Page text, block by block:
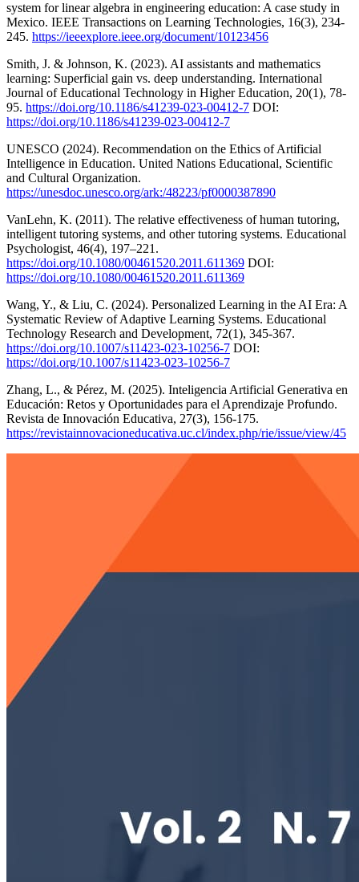
system for linear algebra in engineering education: A case study in
Mexico. IEEE Transactions on Learning Technologies, 16(3), 234-
245. https://ieeexplore.ieee.org/document/10123456
Smith, J. & Johnson, K. (2023). AI assistants and mathematics
learning: Superficial gain vs. deep understanding. International
Journal of Educational Technology in Higher Education, 20(1), 78-
95. https://doi.org/10.1186/s41239-023-00412-7 DOI:
https://doi.org/10.1186/s41239-023-00412-7
UNESCO (2024). Recommendation on the Ethics of Artificial
Intelligence in Education. United Nations Educational, Scientific
and Cultural Organization.
https://unesdoc.unesco.org/ark:/48223/pf0000387890
VanLehn, K. (2011). The relative effectiveness of human tutoring,
intelligent tutoring systems, and other tutoring systems. Educational
Psychologist, 46(4), 197–221.
https://doi.org/10.1080/00461520.2011.611369 DOI:
https://doi.org/10.1080/00461520.2011.611369
Wang, Y., & Liu, C. (2024). Personalized Learning in the AI Era: A
Systematic Review of Adaptive Learning Systems. Educational
Technology Research and Development, 72(1), 345-367.
https://doi.org/10.1007/s11423-023-10256-7 DOI:
https://doi.org/10.1007/s11423-023-10256-7
Zhang, L., & Pérez, M. (2025). Inteligencia Artificial Generativa en
Educación: Retos y Oportunidades para el Aprendizaje Profundo.
Revista de Innovación Educativa, 27(3), 156-175.
https://revistainnovacioneducativa.uc.cl/index.php/rie/issue/view/45